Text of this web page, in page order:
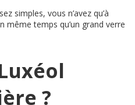
simples, vous n’avez qu’à
même temps qu’un grand verre
?